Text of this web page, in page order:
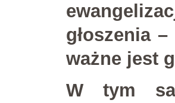
głoszenia
ważne jest
W tym